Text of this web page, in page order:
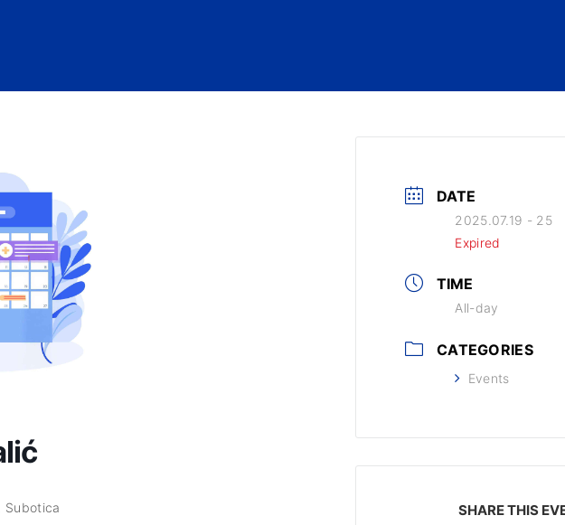
Subotica
DATE
2025.07.19 - 25
Expired
TIME
All-day
CATEGORIES
Events
SHARE THIS